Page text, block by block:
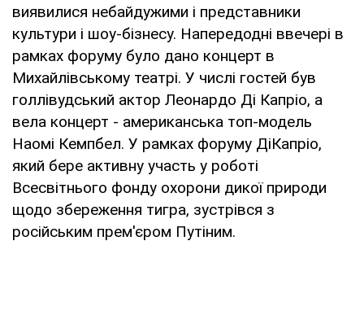
виявилися небайдужими і представники
культури і шоу-бізнесу. Напередодні ввечері в
рамках форуму було дано концерт в
Михайлівському театрі. У числі гостей був
голлівудський актор Леонардо Ді Капріо, а
вела концерт - американська топ-модель
Наомі Кемпбел. У рамках форуму ДіКапріо,
який бере активну участь у роботі
Всесвітнього фонду охорони дикої природи
щодо збереження тигра, зустрівся з
російським прем'єром Путіним.